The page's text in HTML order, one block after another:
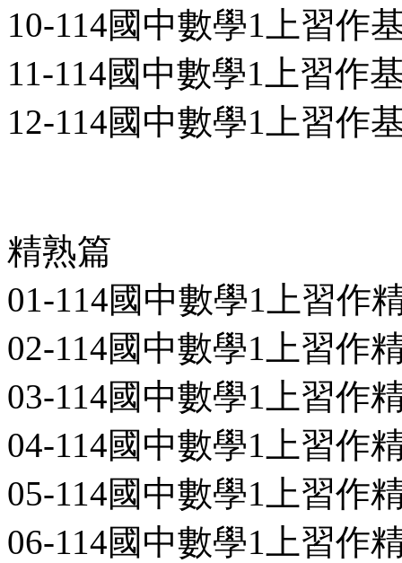
10-114國中數學1上習作
11-114國中數學1上習作
12-114國中數學1上習作
精熟篇
01-114國中數學1上習作
02-114國中數學1上習作
03-114國中數學1上習作
04-114國中數學1上習作
05-114國中數學1上習作
06-114國中數學1上習作